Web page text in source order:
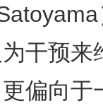
干预来
偏向于